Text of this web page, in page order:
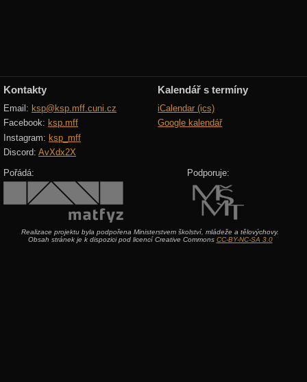
Kontakty
Email: ksp@ksp.mff.cuni.cz
Facebook: ksp.mff
Instagram: ksp_mff
Discord: AvXdx2X
Kalendář s termíny
iCalendar (ics)
Google kalendář
Pořádá: Podporuje:
Realizace projektu byla podpořena Ministerstvem školství, mládeže a tělovýchovy.
Obsah stránek je k dispozici pod licencí Creative Commons CC-BY-NC-SA 3.0